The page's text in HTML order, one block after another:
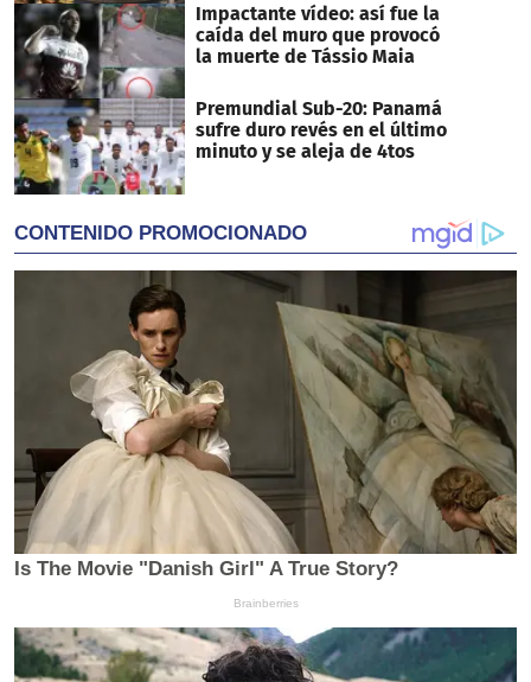
Impactante vídeo: así fue la
caída del muro que provocó
la muerte de Tássio Maia
Premundial Sub-20: Panamá
sufre duro revés en el último
minuto y se aleja de 4tos